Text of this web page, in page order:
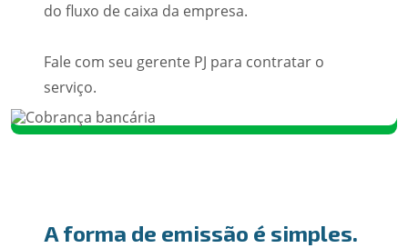
do fluxo de caixa da empresa.
Fale com seu gerente PJ para contratar o
serviço.
A forma de emissão é simples.